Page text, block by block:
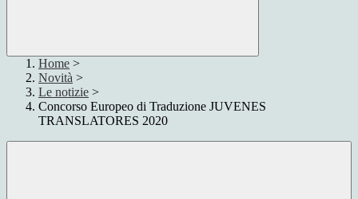
Home >
Novità >
Le notizie >
Concorso Europeo di Traduzione JUVENES
TRANSLATORES 2020